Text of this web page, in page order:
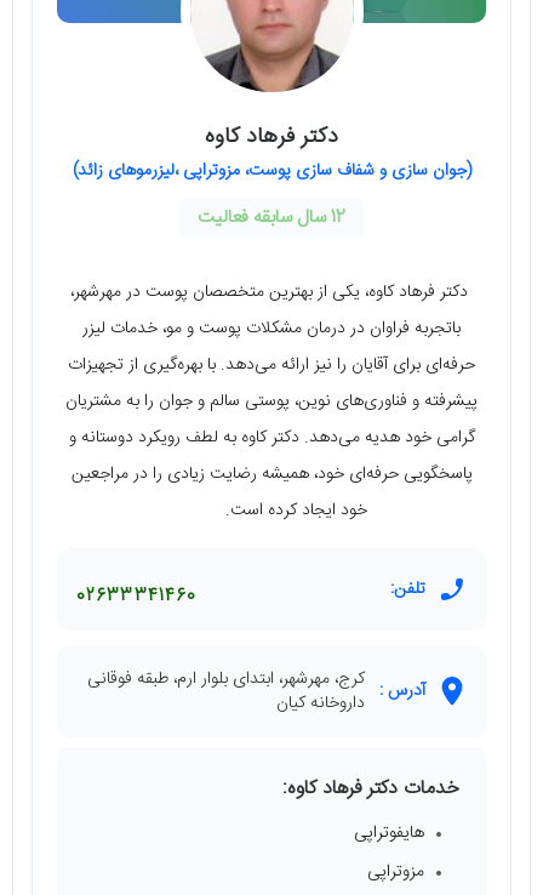
دکتر فرهاد کاوه
(جوان سازی و شفاف سازی پوست، مزوتراپی ،لیزرموهای زائد)
12 سال سابقه فعالیت
دکتر فرهاد کاوه، یکی از بهترین متخصصان پوست در مهرشهر،
باتجربه فراوان در درمان مشکلات پوست و مو، خدمات لیزر
حرفه‌ای برای آقایان را نیز ارائه می‌دهد. با بهره‌گیری از تجهیزات
پیشرفته و فناوری‌های نوین، پوستی سالم و جوان را به مشتریان
گرامی خود هدیه می‌دهد. دکتر کاوه به لطف رویکرد دوستانه و
پاسخگویی حرفه‌ای خود، همیشه رضایت زیادی را در مراجعین
خود ایجاد کرده است.
تلفن: 02633341460
آدرس : کرج، مهرشهر، ابتدای بلوار ارم، طبقه فوقانی
داروخانه کیان
خدمات دکتر فرهاد کاوه:
هایفوتراپی
مزوتراپی